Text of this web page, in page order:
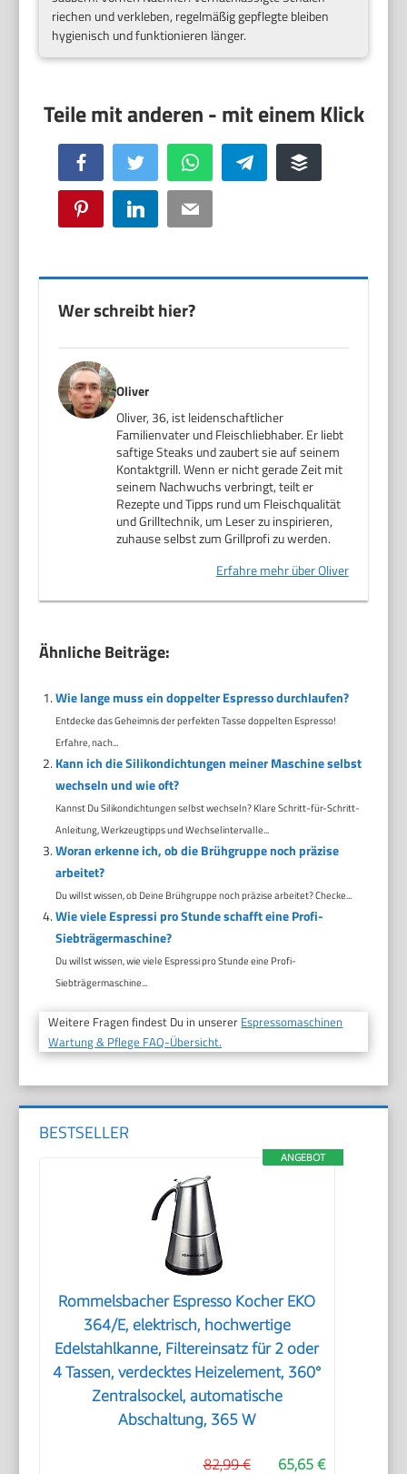
riechen und verkleben, regelmäßig gepflegte bleiben
hygienisch und funktionieren länger.
Facebook Twitter WhatsApp Telegram Buffer
Pinterest LinkedIn Email
Wer schreibt hier?
Oliver
Oliver, 36, ist leidenschaftlicher
Familienvater und Fleischliebhaber. Er liebt
saftige Steaks und zaubert sie auf seinem
Kontaktgrill. Wenn er nicht gerade Zeit mit
seinem Nachwuchs verbringt, teilt er
Rezepte und Tipps rund um Fleischqualität
und Grilltechnik, um Leser zu inspirieren,
zuhause selbst zum Grillprofi zu werden.
Erfahre mehr über Oliver
Ähnliche Beiträge:
Wie lange muss ein doppelter Espresso durchlaufen?
Entdecke das Geheimnis der perfekten Tasse doppelten Espresso!
Erfahre, nach...
Kann ich die Silikondichtungen meiner Maschine selbst
wechseln und wie oft?
Kannst Du Silikondichtungen selbst wechseln? Klare Schritt-für-Schritt-
Anleitung, Werkzeugtipps und Wechselintervalle...
Woran erkenne ich, ob die Brühgruppe noch präzise
arbeitet?
Du willst wissen, ob Deine Brühgruppe noch präzise arbeitet? Checke...
Wie viele Espressi pro Stunde schafft eine Profi-
Siebträgermaschine?
Du willst wissen, wie viele Espressi pro Stunde eine Profi-
Siebträgermaschine...
Weitere Fragen findest Du in unserer Espressomaschinen
Wartung & Pflege FAQ-Übersicht.
BESTSELLER
ANGEBOT
Rommelsbacher Espresso Kocher EKO
364/E, elektrisch, hochwertige
Edelstahlkanne, Filtereinsatz für 2 oder
4 Tassen, verdecktes Heizelement, 360°
Zentralsockel, automatische
Abschaltung, 365 W
65,65 €
82,99 €